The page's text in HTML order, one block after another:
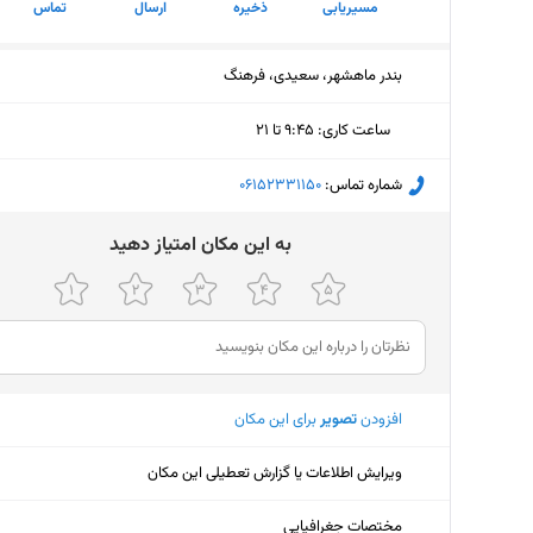
مسیریابی ذخیره ارسال تماس
بندر ماهشهر، سعیدی، فرهنگ
ساعت کاری: ۹:۴۵ تا ۲۱
یکشنبه (امروز)
چهارشنبه
۹:۴۵ تا ۲۱
پنجشنبه
ثبت
جمعه
شنبه
شماره تماس: ‎06152331150
ﺑﻪ اﯾﻦ ﻣﮑﺎن اﻣﺘﯿﺎز دﻫﯿﺪ
افزودنتصویربرای این مکان
ویرایش اطلاعات یا گزارش تعطیلی این مکان
مختصات جغرافیایی